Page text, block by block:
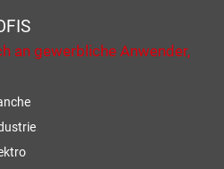
an gewerbliche Anwender,